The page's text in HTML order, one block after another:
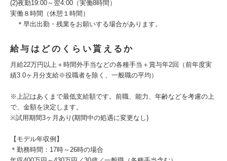
(2)夜勤19:00～翌4:00（実働8時間）
実働８時間（休憩１時間）
＊早出出勤・残業をお願いする場合があります。
給与はどのくらい貰えるか
月給22万円以上＋時間外手当などの各種手当＋賞与年2回（前年度実
績3.0ヶ月分支給※役職者を除く、一般職の平均）
※上記はあくまで最低支給額です。前職、能力、年齢などを考慮の上
で、金額を決定します。
※試用期間3ヶ月あり(期間中の処遇に変更なし)
【モデル年収例】
＊勤務時間：17時～26時の場合